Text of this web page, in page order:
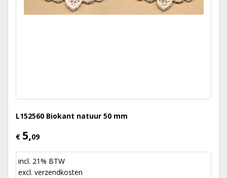
L152560 Biokant natuur 50 mm
€ 5,09
incl. 21% BTW
excl. verzendkosten